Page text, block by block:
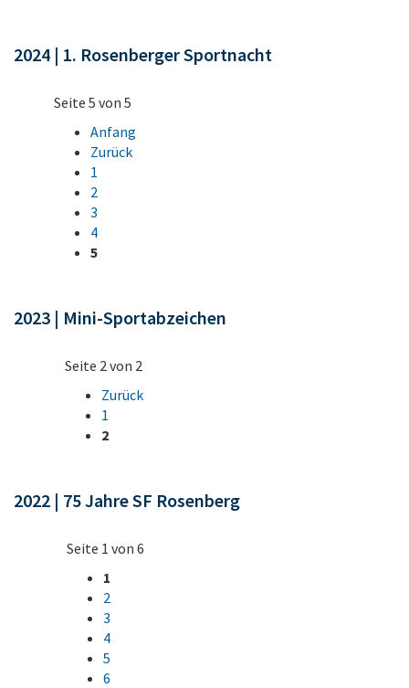
2024 | 1. Rosenberger Sportnacht
Seite 5 von 5
Anfang
Zurück
1
2
3
4
5
2023 | Mini-Sportabzeichen
Seite 2 von 2
Zurück
1
2
2022 | 75 Jahre SF Rosenberg
Seite 1 von 6
1
2
3
4
5
6